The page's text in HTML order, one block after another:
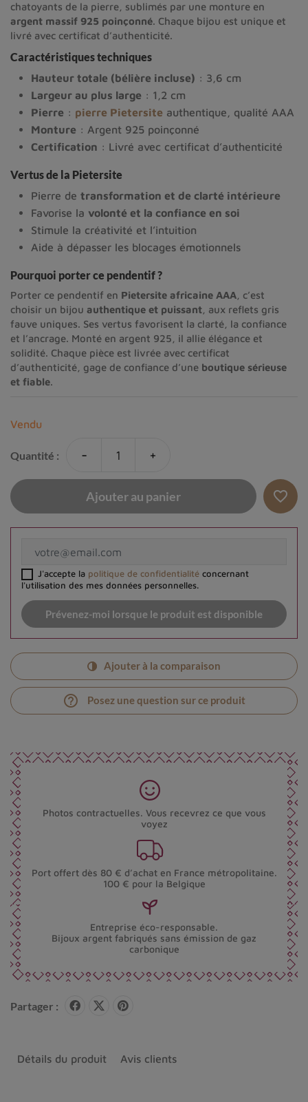
chatoyants de la pierre, sublimés par une monture en
argent massif 925 poinçonné. Chaque bijou est unique et
livré avec certificat d’authenticité.
Caractéristiques techniques
Hauteur totale (bélière incluse) : 3,6 cm
Largeur au plus large : 1,2 cm
Pierre : pierre Pietersite authentique, qualité AAA
Monture : Argent 925 poinçonné
Certification : Livré avec certificat d’authenticité
Vertus de la Pietersite
Pierre de transformation et de clarté intérieure
Favorise la volonté et la confiance en soi
Stimule la créativité et l’intuition
Aide à dépasser les blocages émotionnels
Pourquoi porter ce pendentif ?
Porter ce pendentif en Pietersite africaine AAA , c’est
choisir un bijou authentique et puissant , aux reflets gris
fauve uniques. Ses vertus favorisent la clarté, la confiance
et l’ancrage. Monté en argent 925, il allie élégance et
solidité. Chaque pièce est livrée avec certificat
d’authenticité, gage de confiance d’une boutique sérieuse
et fiable.
Vendu
Quantité : - +
Ajouter au panier favorite_border
J'accepte la politique de confidentialitéconcernant
l'utilisation des mes données personnelles.
Prévenez-moi lorsque le produit est disponible
Ajouter à la comparaison
help_outline Posez une question sur ce produit
Photos contractuelles. Vous recevrez ce que vous
voyez
Port offert dès 80 € d’achat en France métropolitaine.
100 € pour la Belgique
Entreprise éco-responsable.
Bijoux argent fabriqués sans émission de gaz
carbonique
Partager :
Détails du produit Avis clients